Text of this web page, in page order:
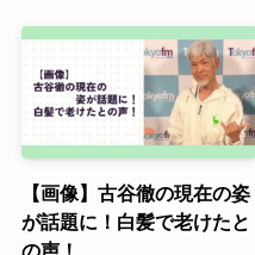
【画像】古谷徹の現在の姿
が話題に！白髪で老けたと
の声！